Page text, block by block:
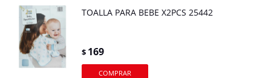
TOALLA PARA BEBE X2PCS 25442
$ 169